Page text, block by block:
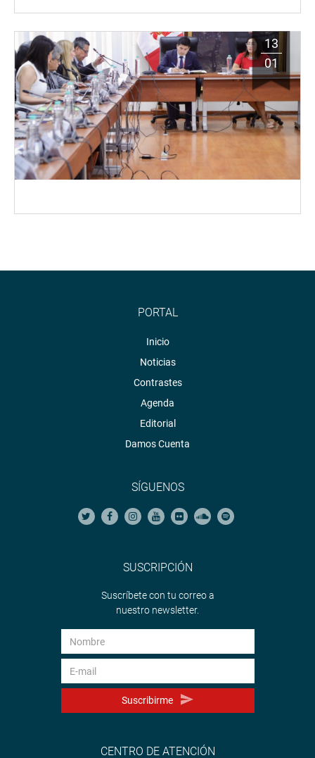
13
01
PORTAL
Inicio
Noticias
Contrastes
Agenda
Editorial
Damos Cuenta
SÍGUENOS
SUSCRIPCIÓN
Suscríbete con tu correo a
nuestro newsletter.
Suscribirme
CENTRO DE ATENCIÓN